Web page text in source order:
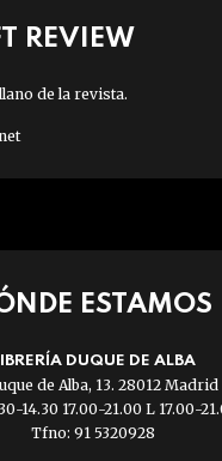
REVIEW
de la revista.
ESTAMOS
DUQUE DE ALBA
de Alba, 13. 28012 Madrid
14.30 17.00-21.00 L 17.00-
Tfno: 91 5320928